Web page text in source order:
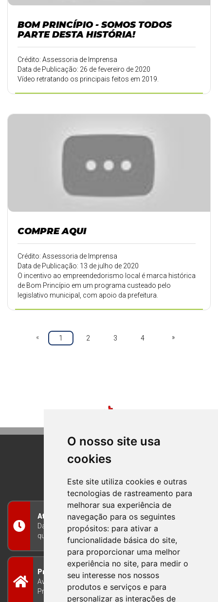
O nosso site usa
cookies
Este site utiliza cookies e outras
tecnologias de rastreamento para
melhorar sua experiência de
navegação para os seguintes
propósitos: para ativar a
funcionalidade básica do site,
para proporcionar uma melhor
experiência no site, para medir o
seu interesse nos nossos
produtos e serviços e para
personalizar as interações de
BOM PRINCÍPIO - SOMOS TODOS
PARTE DESTA HISTÓRIA!
Crédito: Assessoria de Imprensa
Data de Publicação: 26 de fevereiro de 2020
Vídeo retratando os principais feitos em 2019.
COMPRE AQUI
Crédito: Assessoria de Imprensa
Data de Publicação: 13 de julho de 2020
O incentivo ao empreendedorismo local é marca histórica
de Bom Princípio em um programa custeado pelo
legislativo municipal, com apoio da prefeitura.
« 1 2 3 4 »
BOM PRINCIPIO
RIO GRANDE DO SUL
Atendimento
Das 8h às 12h e das 13h às 17h30, de segunda a
quinta-feira, e nas sextas-feiras das 7h às 13h
Prefeitura Municipal
Avenida Guilherme Winter 65 - Centro Bom
Princípio/RS - Brasil CEP 95765-000